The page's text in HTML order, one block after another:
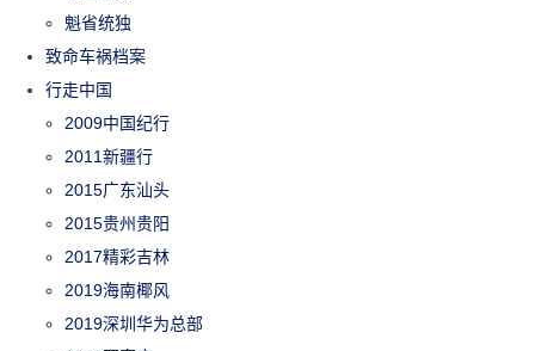
魁省统独
致命车祸档案
行走中国
2009中国纪行
2011新疆行
2015广东汕头
2015贵州贵阳
2017精彩吉林
2019海南椰风
2019深圳华为总部